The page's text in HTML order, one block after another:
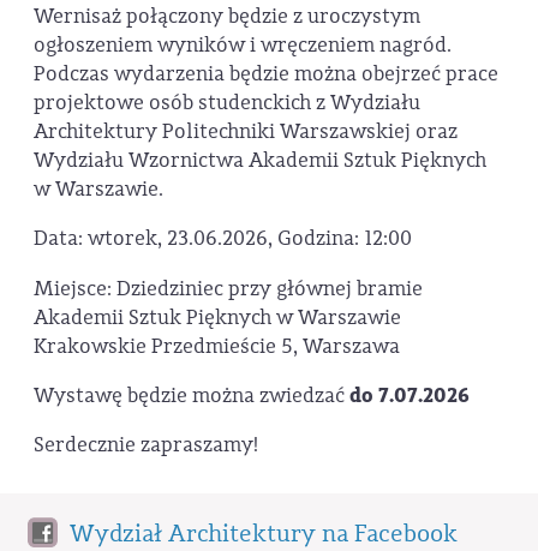
Wernisaż połączony będzie z uroczystym
ogłoszeniem wyników i wręczeniem nagród.
Podczas wydarzenia będzie można obejrzeć prace
projektowe osób studenckich z Wydziału
Architektury Politechniki Warszawskiej oraz
Wydziału Wzornictwa Akademii Sztuk Pięknych
w Warszawie.
Data: wtorek, 23.06.2026, Godzina: 12:00
Miejsce: Dziedziniec przy głównej bramie
Akademii Sztuk Pięknych w Warszawie
Krakowskie Przedmieście 5, Warszawa
Wystawę będzie można zwiedzaćdo 7.07.2026
Serdecznie zapraszamy!
Wydział Architektury na Facebook